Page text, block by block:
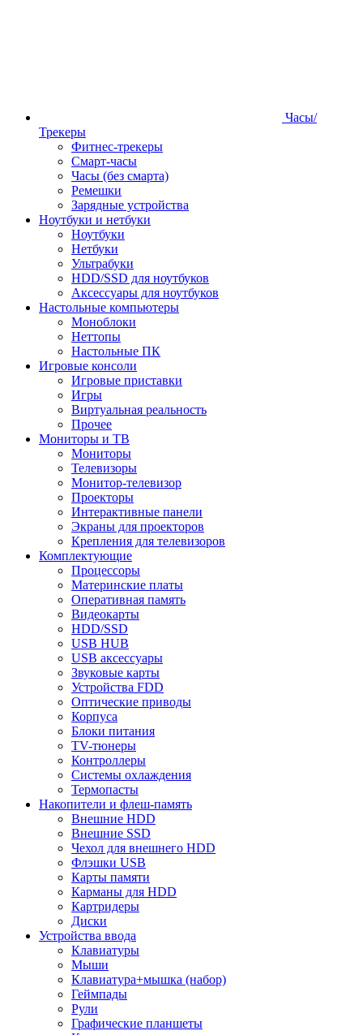
Часы/
Трекеры
Фитнес-трекеры
Смарт-часы
Часы (без смарта)
Ремешки
Зарядные устройства
Ноутбуки и нетбуки
Ноутбуки
Нетбуки
Ультрабуки
HDD/SSD для ноутбуков
Аксессуары для ноутбуков
Настольные компьютеры
Моноблоки
Неттопы
Настольные ПК
Игровые консоли
Игровые приставки
Игры
Виртуальная реальность
Прочее
Мониторы и ТВ
Мониторы
Телевизоры
Монитор-телевизор
Проекторы
Интерактивные панели
Экраны для проекторов
Крепления для телевизоров
Комплектующие
Процессоры
Материнские платы
Оперативная память
Видеокарты
HDD/SSD
USB HUB
USB аксессуары
Звуковые карты
Устройства FDD
Оптические приводы
Корпуса
Блоки питания
TV-тюнеры
Контроллеры
Системы охлаждения
Термопасты
Накопители и флеш-память
Внешние HDD
Внешние SSD
Чехол для внешнего HDD
Флэшки USB
Карты памяти
Карманы для HDD
Картридеры
Диски
Устройства ввода
Клавиатуры
Мыши
Клавиатура+мышка (набор)
Геймпады
Рули
Графические планшеты